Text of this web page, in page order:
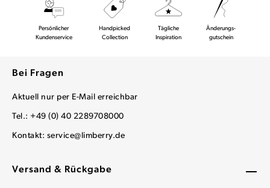
Versand & Rückgabe
Persönlicher
Kundenservice
Handpicked
Collection
Tägliche
Inspiration
Änderungs-
gutschein
Bei Fragen
Aktuell nur per E-Mail erreichbar
Tel.: +49 (0) 40 2289708000
Kontakt: service@limberry.de